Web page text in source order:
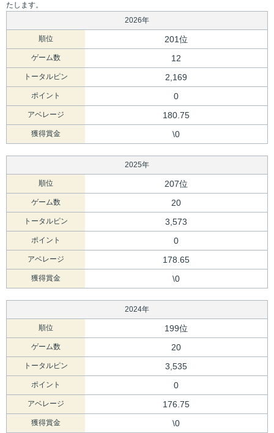
たします。
2026年
順位 201位
ゲーム数 12
トータルピン 2,169
ポイント 0
アベレージ 180.75
獲得賞金 \0
2025年
順位 207位
ゲーム数 20
トータルピン 3,573
ポイント 0
アベレージ 178.65
獲得賞金 \0
2024年
順位 199位
ゲーム数 20
トータルピン 3,535
ポイント 0
アベレージ 176.75
獲得賞金 \0